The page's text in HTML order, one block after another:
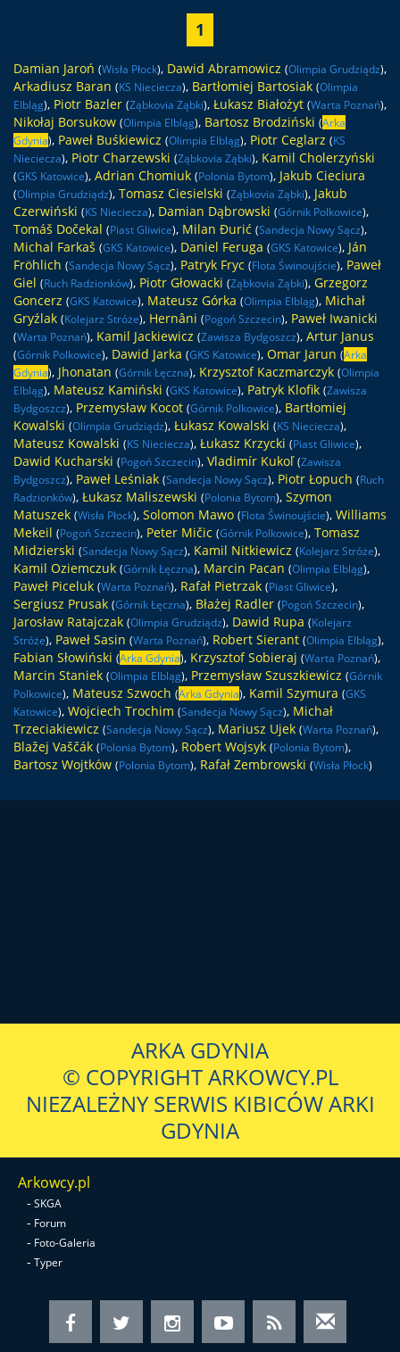
1
Damian Jaroń (Wisła Płock), Dawid Abramowicz (Olimpia Grudziądz),
Arkadiusz Baran (KS Nieciecza), Bartłomiej Bartosiak (Olimpia
Elbląg), Piotr Bazler (Ząbkovia Ząbki), Łukasz Białożyt (Warta Poznań),
Nikołaj Borsukow (Olimpia Elbląg), Bartosz Brodziński (Arka
Gdynia), Paweł Buśkiewicz (Olimpia Elbląg), Piotr Ceglarz (KS
Nieciecza), Piotr Charzewski (Ząbkovia Ząbki), Kamil Cholerzyński
(GKS Katowice), Adrian Chomiuk (Polonia Bytom), Jakub Cieciura
(Olimpia Grudziądz), Tomasz Ciesielski (Ząbkovia Ząbki), Jakub
Czerwiński (KS Nieciecza), Damian Dąbrowski (Górnik Polkowice),
Tomáš Dočekal (Piast Gliwice), Milan Đurić (Sandecja Nowy Sącz),
Michal Farkaš (GKS Katowice), Daniel Feruga (GKS Katowice), Ján
Fröhlich (Sandecja Nowy Sącz), Patryk Fryc (Flota Świnoujście), Paweł
Giel (Ruch Radzionków), Piotr Głowacki (Ząbkovia Ząbki), Grzegorz
Goncerz (GKS Katowice), Mateusz Górka (Olimpia Elbląg), Michał
Gryźlak (Kolejarz Stróże), Hernâni (Pogoń Szczecin), Paweł Iwanicki
(Warta Poznań), Kamil Jackiewicz (Zawisza Bydgoszcz), Artur Janus
(Górnik Polkowice), Dawid Jarka (GKS Katowice), Omar Jarun (Arka
Gdynia), Jhonatan (Górnik Łęczna), Krzysztof Kaczmarczyk (Olimpia
Elbląg), Mateusz Kamiński (GKS Katowice), Patryk Klofik (Zawisza
Bydgoszcz), Przemysław Kocot (Górnik Polkowice), Bartłomiej
Kowalski (Olimpia Grudziądz), Łukasz Kowalski (KS Nieciecza),
Mateusz Kowalski (KS Nieciecza), Łukasz Krzycki (Piast Gliwice),
Dawid Kucharski (Pogoń Szczecin), Vladimír Kukoľ (Zawisza
Bydgoszcz), Paweł Leśniak (Sandecja Nowy Sącz), Piotr Łopuch (Ruch
Radzionków), Łukasz Maliszewski (Polonia Bytom), Szymon
Matuszek (Wisła Płock), Solomon Mawo (Flota Świnoujście), Williams
Mekeil (Pogoń Szczecin), Peter Mičic (Górnik Polkowice), Tomasz
Midzierski (Sandecja Nowy Sącz), Kamil Nitkiewicz (Kolejarz Stróże),
Kamil Oziemczuk (Górnik Łęczna), Marcin Pacan (Olimpia Elbląg),
Paweł Piceluk (Warta Poznań), Rafał Pietrzak (Piast Gliwice),
Sergiusz Prusak (Górnik Łęczna), Błażej Radler (Pogoń Szczecin),
Jarosław Ratajczak (Olimpia Grudziądz), Dawid Rupa (Kolejarz
Stróże), Paweł Sasin (Warta Poznań), Robert Sierant (Olimpia Elbląg),
Fabian Słowiński (Arka Gdynia), Krzysztof Sobieraj (Warta Poznań),
Marcin Staniek (Olimpia Elbląg), Przemysław Szuszkiewicz (Górnik
Polkowice), Mateusz Szwoch (Arka Gdynia), Kamil Szymura (GKS
Katowice), Wojciech Trochim (Sandecja Nowy Sącz), Michał
Trzeciakiewicz (Sandecja Nowy Sącz), Mariusz Ujek (Warta Poznań),
Blažej Vaščák (Polonia Bytom), Robert Wojsyk (Polonia Bytom),
Bartosz Wojtków (Polonia Bytom), Rafał Zembrowski (Wisła Płock)
ARKA GDYNIA
© COPYRIGHT ARKOWCY.PL
NIEZALEŻNY SERWIS KIBICÓW ARKI
GDYNIA
Arkowcy.pl
- SKGA
- Forum
- Foto-Galeria
- Typer